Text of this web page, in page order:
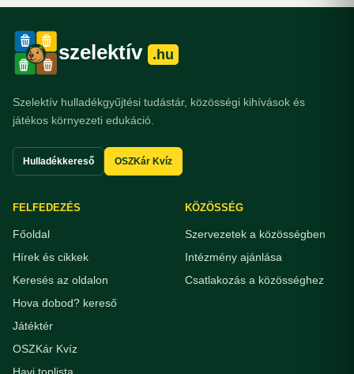
szelektív .hu
Szelektív hulladékgyűjtési tudástár, közösségi kihívások és
játékos környezeti edukáció.
Hulladékkereső OSZKár Kvíz
FELFEDEZÉS
Főoldal
Hírek és cikkek
Keresés az oldalon
Hova dobod? kereső
Játéktér
OSZKár Kvíz
KÖZÖSSÉG
Szervezetek a közösségben
Intézmény ajánlása
Csatlakozás a közösséghez